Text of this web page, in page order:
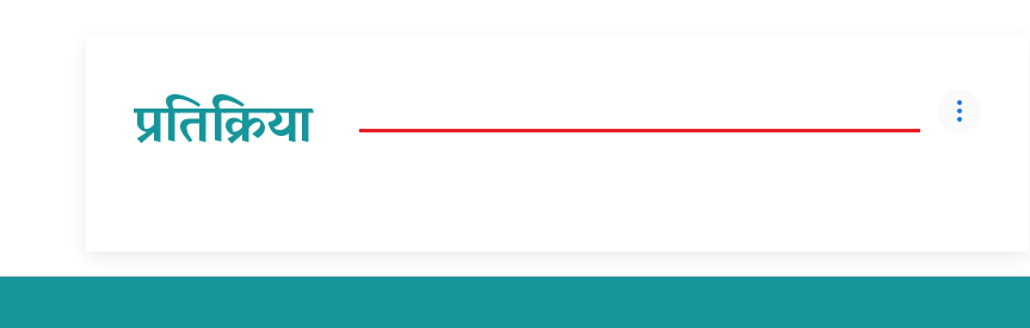
प्रतिक्रिया